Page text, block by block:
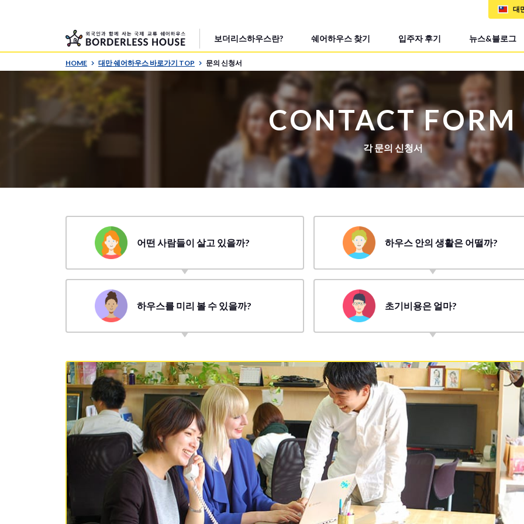
보더리스하우스란? 쉐어하우스 찾기 입주자 후기 뉴스&블로그
대
HOME 대만 쉐어하우스 바로가기 TOP 문의 신청서
CONTACT FORM
각 문의 신청서
어떤 사람들이 살고 있을까? 하우스 안의 생활은 어떨까?
하우스를 미리 볼 수 있을까? 초기비용은 얼마?